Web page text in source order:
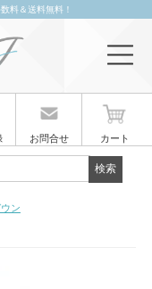
料＆送料無料！
お問合せ カート
ン